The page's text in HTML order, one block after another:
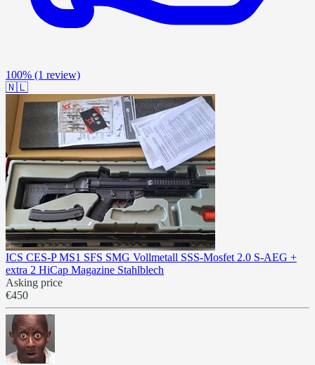
100% (1 review)
🇳🇱
ICS CES-P MS1 SFS SMG Vollmetall SSS-Mosfet 2.0 S-AEG +
extra 2 HiCap Magazine Stahlblech
Asking price
€450